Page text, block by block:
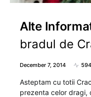
Alte
bradul de
December 7, 2014
Asteptam cu totii
prezenta celor dragi,